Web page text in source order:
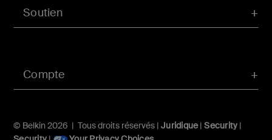
Compte
Soutien
© Belkin 2026 | Tous droits réservés | Juridique|Security |